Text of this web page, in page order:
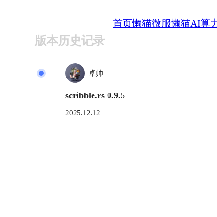
首页懒猫微服懒猫AI算
版本历史记录
卓帅
scribble.rs 0.9.5
2025.12.12